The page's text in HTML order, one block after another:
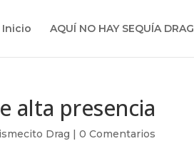
Inicio AQUÍ NO HAY SEQUÍA DRAG
alta presencia
Drag |0 Comentarios